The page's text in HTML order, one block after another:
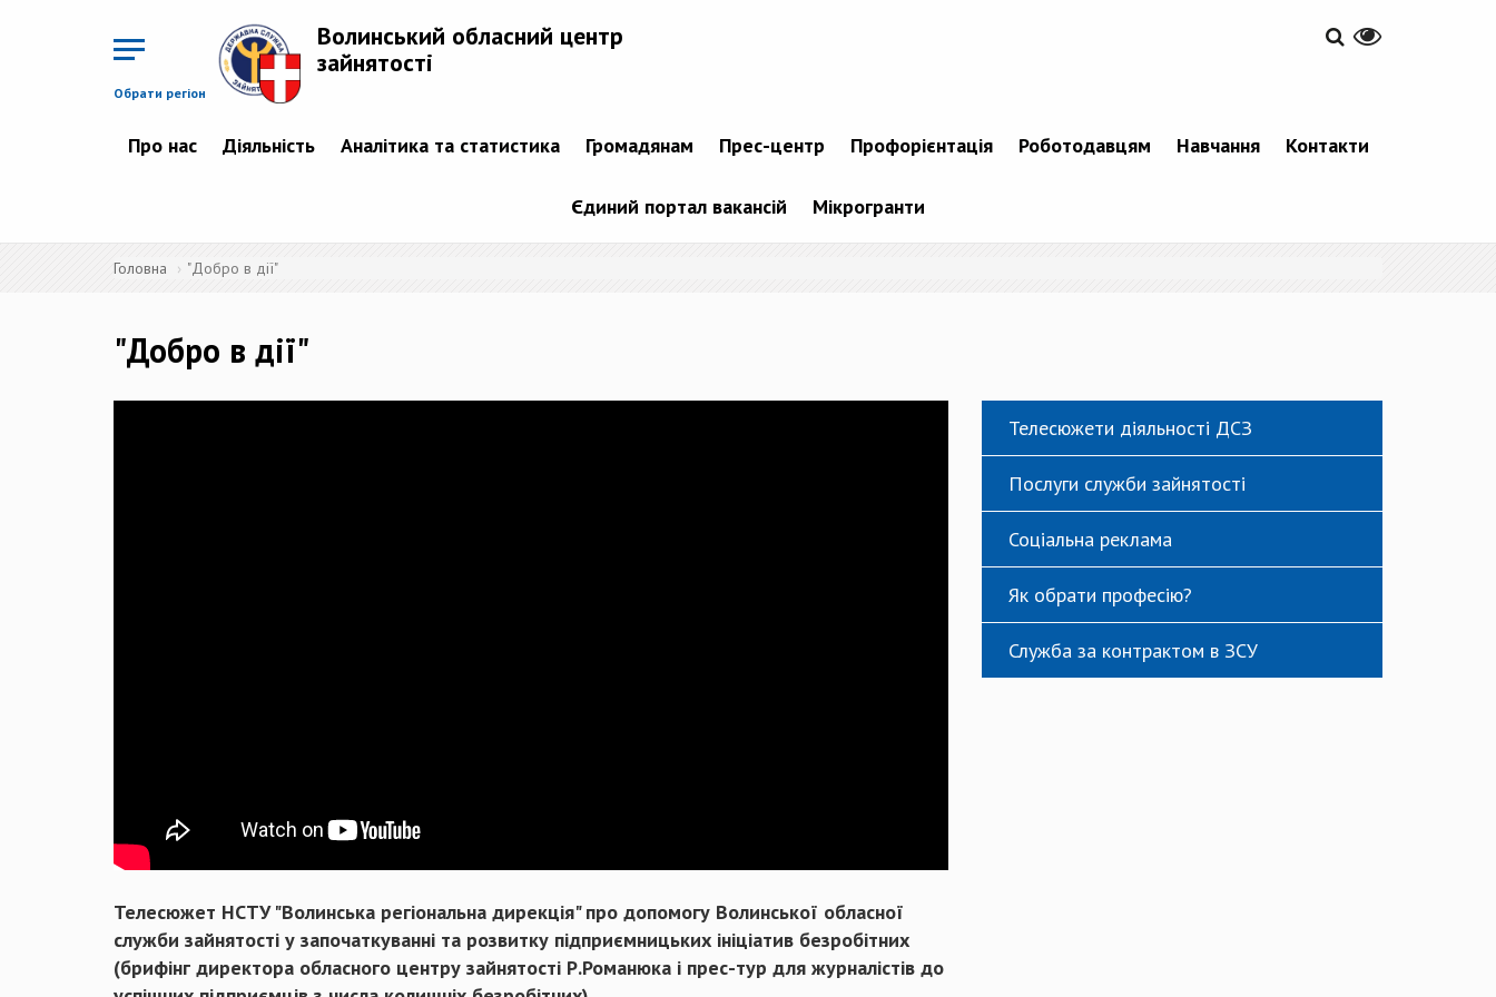
Обрати регіон
Волинський обласний центр
зайнятості
Про нас Діяльність Аналітика та статистика Громадянам Прес-центр Профорієнтація Роботодавцям Навчання Контакти
Єдиний портал вакансій Мікрогранти
Головна "Добро в дії"
"Добро в дії"
Телесюжет НСТУ "Волинська регіональна дирекція" про допомогу Волинської обласної
служби зайнятості у започаткуванні та розвитку підприємницьких ініціатив безробітних
(брифінг директора обласного центру зайнятості Р.Романюка і прес-тур для журналістів до
Телесюжети діяльності ДСЗ
Послуги служби зайнятості
Соціальна реклама
Як обрати професію?
Служба за контрактом в ЗСУ